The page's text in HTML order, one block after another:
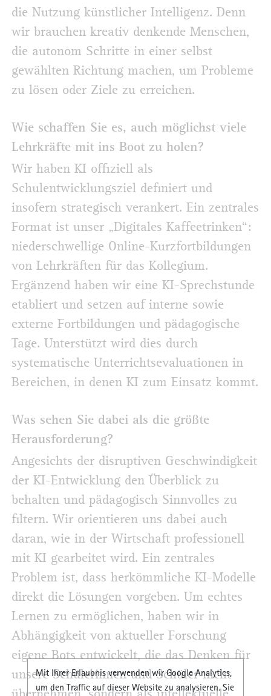
die Nutzung künstlicher Intelligenz. Denn
wir brauchen kreativ denkende Menschen,
die autonom Schritte in einer selbst
gewählten Richtung machen, um Probleme
zu lösen oder Ziele zu erreichen.
Wie schaffen Sie es, auch möglichst viele
Lehrkräfte mit ins Boot zu holen?
Wir haben KI offiziell als
Schulentwicklungsziel definiert und
insofern strategisch verankert. Ein zentrales
Format ist unser „Digitales Kaffeetrinken“:
niederschwellige Online-Kurzfortbildungen
von Lehrkräften für das Kollegium.
Ergänzend haben wir eine KI-Sprechstunde
etabliert und setzen auf interne sowie
externe Fortbildungen und pädagogische
Tage. Unterstützt wird dies durch
systematische Unterrichtsevaluationen in
Bereichen, in denen KI zum Einsatz kommt.
Was sehen Sie dabei als die größte
Herausforderung?
Angesichts der disruptiven Geschwindigkeit
der KI-Entwicklung den Überblick zu
behalten und pädagogisch Sinnvolles zu
filtern. Wir orientieren uns dabei auch
daran, wie in der Wirtschaft professionell
mit KI gearbeitet wird. Ein zentrales
Problem ist, dass herkömmliche KI-Modelle
direkt die Lösungen vorgeben. Um echtes
Lernen zu ermöglichen, haben wir in
Abhängigkeit von aktueller Forschung
eigene Bots entwickelt, die das Denken für
unsere Schülerinnen und Schüler nicht
Mit Ihrer Erlaubnis verwenden wir Google Analytics,
um den Traffic auf dieser Website zu analysieren. Sie